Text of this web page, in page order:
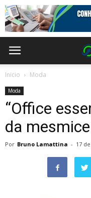
Inicio Moda
Moda
“Office
da
Por Bruno Lamattina - 17